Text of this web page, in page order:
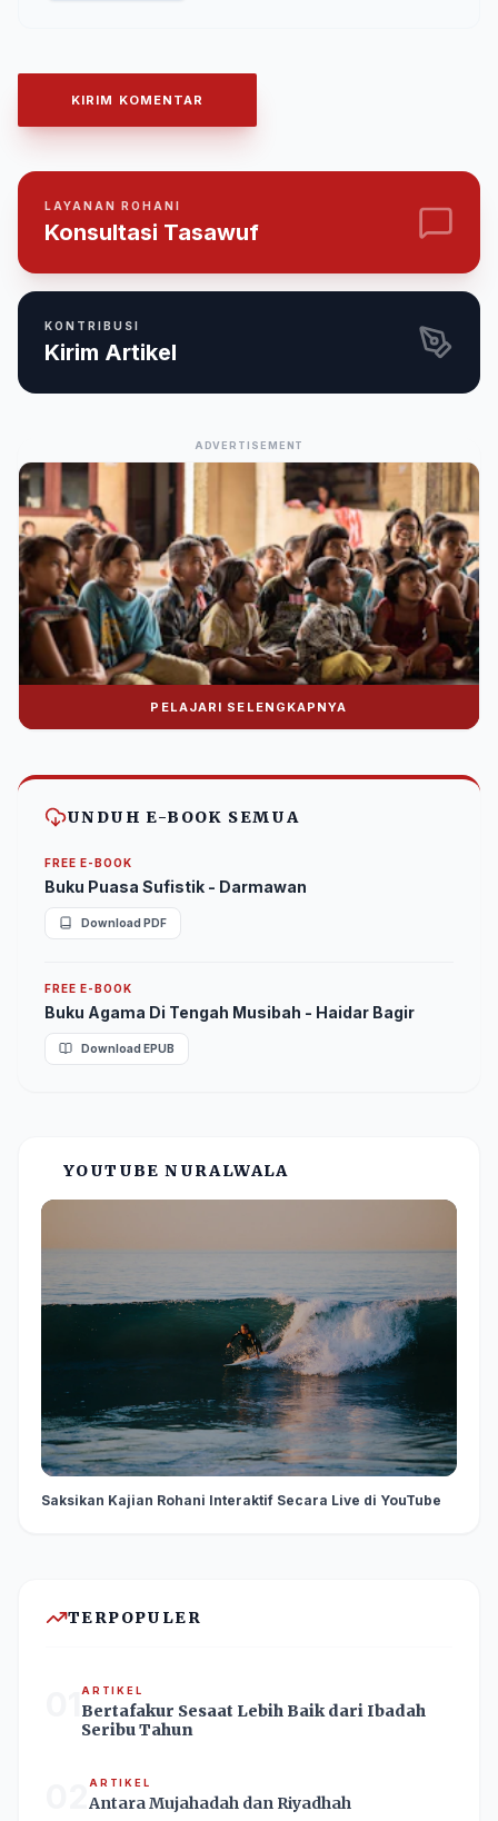
KIRIM KOMENTAR
LAYANAN ROHANI
Konsultasi Tasawuf
KONTRIBUSI
Kirim Artikel
ADVERTISEMENT
Donasi Nuralwala Foundation
Bantu syiar dakwah melalui platform digital.
PELAJARI SELENGKAPNYA
UNDUH E-BOOK SEMUA
FREE E-BOOK
Buku Puasa Sufistik - Darmawan
Download PDF
FREE E-BOOK
Buku Agama Di Tengah Musibah - Haidar Bagir
Download EPUB
YOUTUBE NURALWALA
Saksikan Kajian Rohani Interaktif Secara Live di YouTube
TERPOPULER
ARTIKEL
Bertafakur Sesaat Lebih Baik dari Ibadah
Seribu Tahun
ARTIKEL
Antara Mujahadah dan Riyadhah